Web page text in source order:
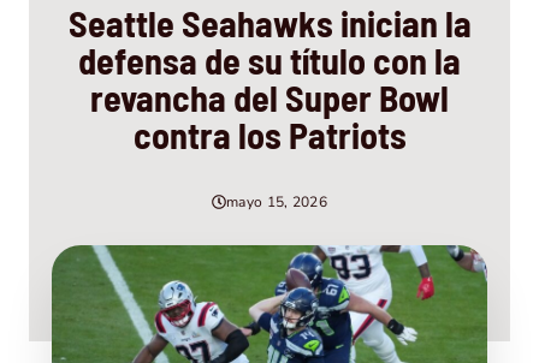
Seattle Seahawks inician la
defensa de su título con la
revancha del Super Bowl
contra los Patriots
mayo 15, 2026